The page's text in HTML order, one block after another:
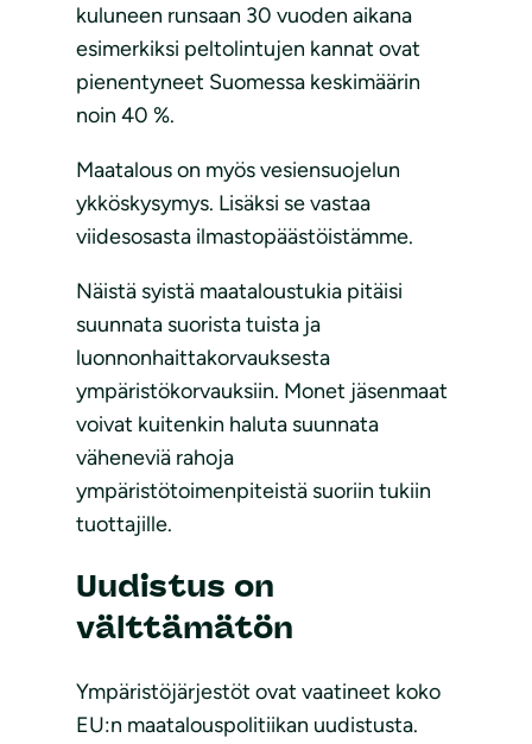
kuluneen runsaan 30 vuoden aikana
esimerkiksi peltolintujen kannat ovat
pienentyneet Suomessa keskimäärin
noin 40 %.
Maatalous on myös vesiensuojelun
ykköskysymys. Lisäksi se vastaa
viidesosasta ilmastopäästöistämme.
Näistä syistä maataloustukia pitäisi
suunnata suorista tuista ja
luonnonhaittakorvauksesta
ympäristökorvauksiin. Monet jäsenmaat
voivat kuitenkin haluta suunnata
väheneviä rahoja
ympäristötoimenpiteistä suoriin tukiin
tuottajille.
Uudistus on
välttämätön
Ympäristöjärjestöt ovat vaatineet koko
EU:n maatalouspolitiikan uudistusta.